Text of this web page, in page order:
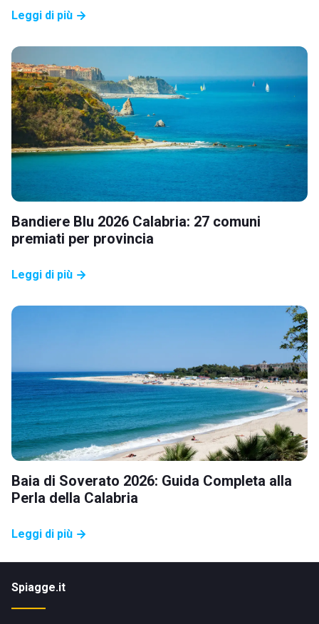
Leggi di più
Bandiere Blu 2026 Calabria: 27 comuni
premiati per provincia
Leggi di più
Baia di Soverato 2026: Guida Completa alla
Perla della Calabria
Leggi di più
Spiagge.it